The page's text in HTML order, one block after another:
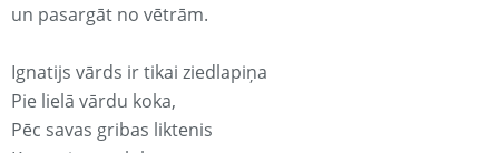
un pasargāt no vētrām.
Ignatijs vārds ir tikai ziedlapiņa
Pie lielā vārdu koka,
Pēc savas gribas liktenis